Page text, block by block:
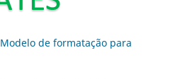
Modelo de formatação para